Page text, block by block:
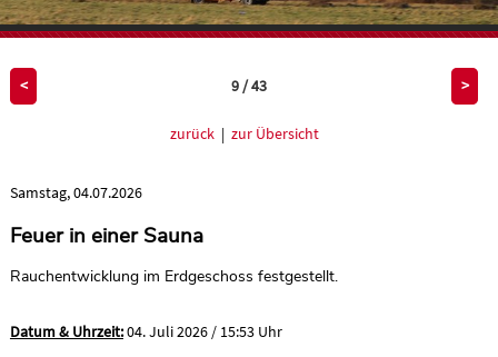
< 9 / 43 >
zurück| zur Übersicht
Samstag, 04.07.2026
Feuer in einer Sauna
Rauchentwicklung im Erdgeschoss festgestellt.
Datum & Uhrzeit:04. Juli 2026 / 15:53 Uhr